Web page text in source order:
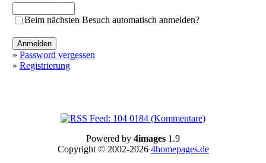
Beim nächsten Besuch automatisch anmelden?
» Password vergessen
» Registrierung
Powered by 4images 1.9
Copyright © 2002-2026 4homepages.de